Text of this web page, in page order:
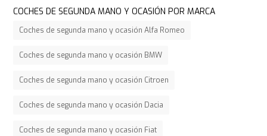
COCHES DE SEGUNDA MANO Y OCASIÓN POR MARCA
Coches de segunda mano y ocasión Alfa Romeo
Coches de segunda mano y ocasión BMW
Coches de segunda mano y ocasión Citroen
Coches de segunda mano y ocasión Dacia
Coches de segunda mano y ocasión Fiat